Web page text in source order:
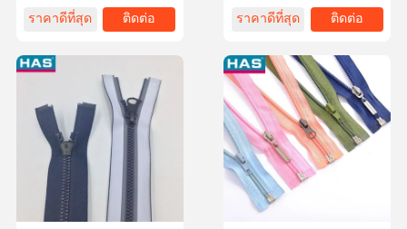
ราคาดีที่สุด
ติดต่อ
ราคาดีที่สุด
ติดต่อ